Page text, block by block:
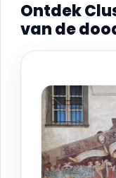
Ontdek
van de